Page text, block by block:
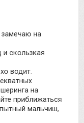
замечаю на
скользкая
водит.
на
приближаться
мальчиш,